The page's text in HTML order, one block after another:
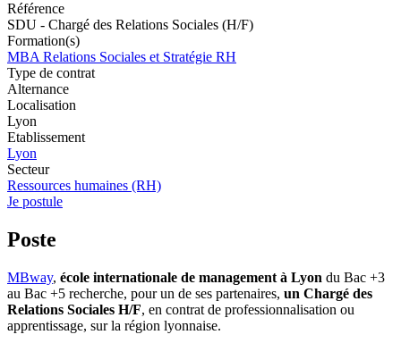
Référence
SDU - Chargé des Relations Sociales (H/F)
Formation(s)
MBA Relations Sociales et Stratégie RH
Type de contrat
Alternance
Localisation
Lyon
Etablissement
Lyon
Secteur
Ressources humaines (RH)
Je postule
Poste
MBway, école internationale de management à Lyon du Bac +3
au Bac +5 recherche, pour un de ses partenaires, un Chargé des
Relations Sociales H/F, en contrat de professionnalisation ou
apprentissage, sur la région lyonnaise.